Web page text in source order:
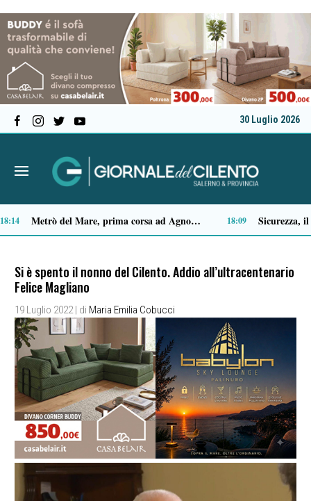
30 Luglio 2026
14:35 Capaccio Paestum spazio di legalità: oltre 43 ettari di beni confiscati destinati a progetti sociali 14:14
Si è spento il nonno del Cilento. Addio all’ultracentenario
Felice Magliano
19 Luglio 2022 | di Maria Emilia Cobucci